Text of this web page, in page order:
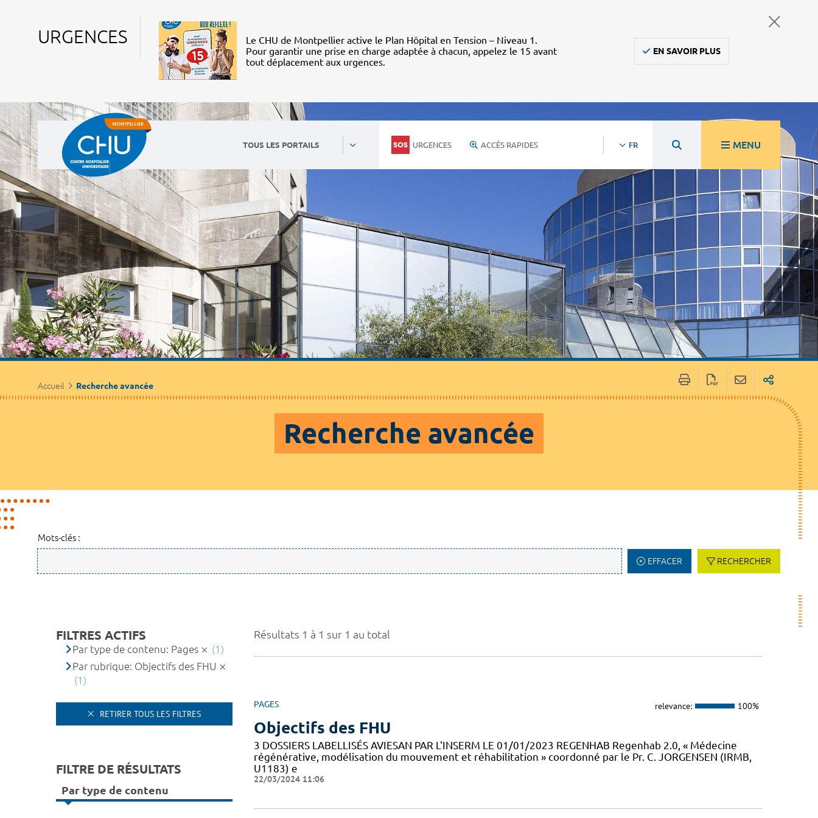
URGENCES
Le CHU de Montpellier active le Plan Hôpital en Tension – Niveau 1.
Pour garantir une prise en charge adaptée à chacun, appelez le 15 avant
tout déplacement aux urgences.
EN SAVOIR PLUS
TOUS LES PORTAILS URGENCES ACCÈS RAPIDES FR MENU
Accueil Recherche avancée
Recherche avancée
Mots-clés :
EFFACER RECHERCHER
Résultats 1 à 1 sur 1 au total
PAGES relevance: 100%
Objectifs des FHU
3 DOSSIERS LABELLISÉS AVIESAN PAR L'INSERM LE 01/01/2023 REGENHAB Regenhab 2.0, « Médecine
régénérative, modélisation du mouvement et réhabilitation » coordonné par le Pr. C. JORGENSEN (IRMB,
U1183) e
22/03/2024 11:06
FILTRES ACTIFS
Par type de contenu: Pages
(1)
Par rubrique: Objectifs des FHU
(1)
RETIRER TOUS LES FILTRES
FILTRE DE RÉSULTATS
Par type de contenu